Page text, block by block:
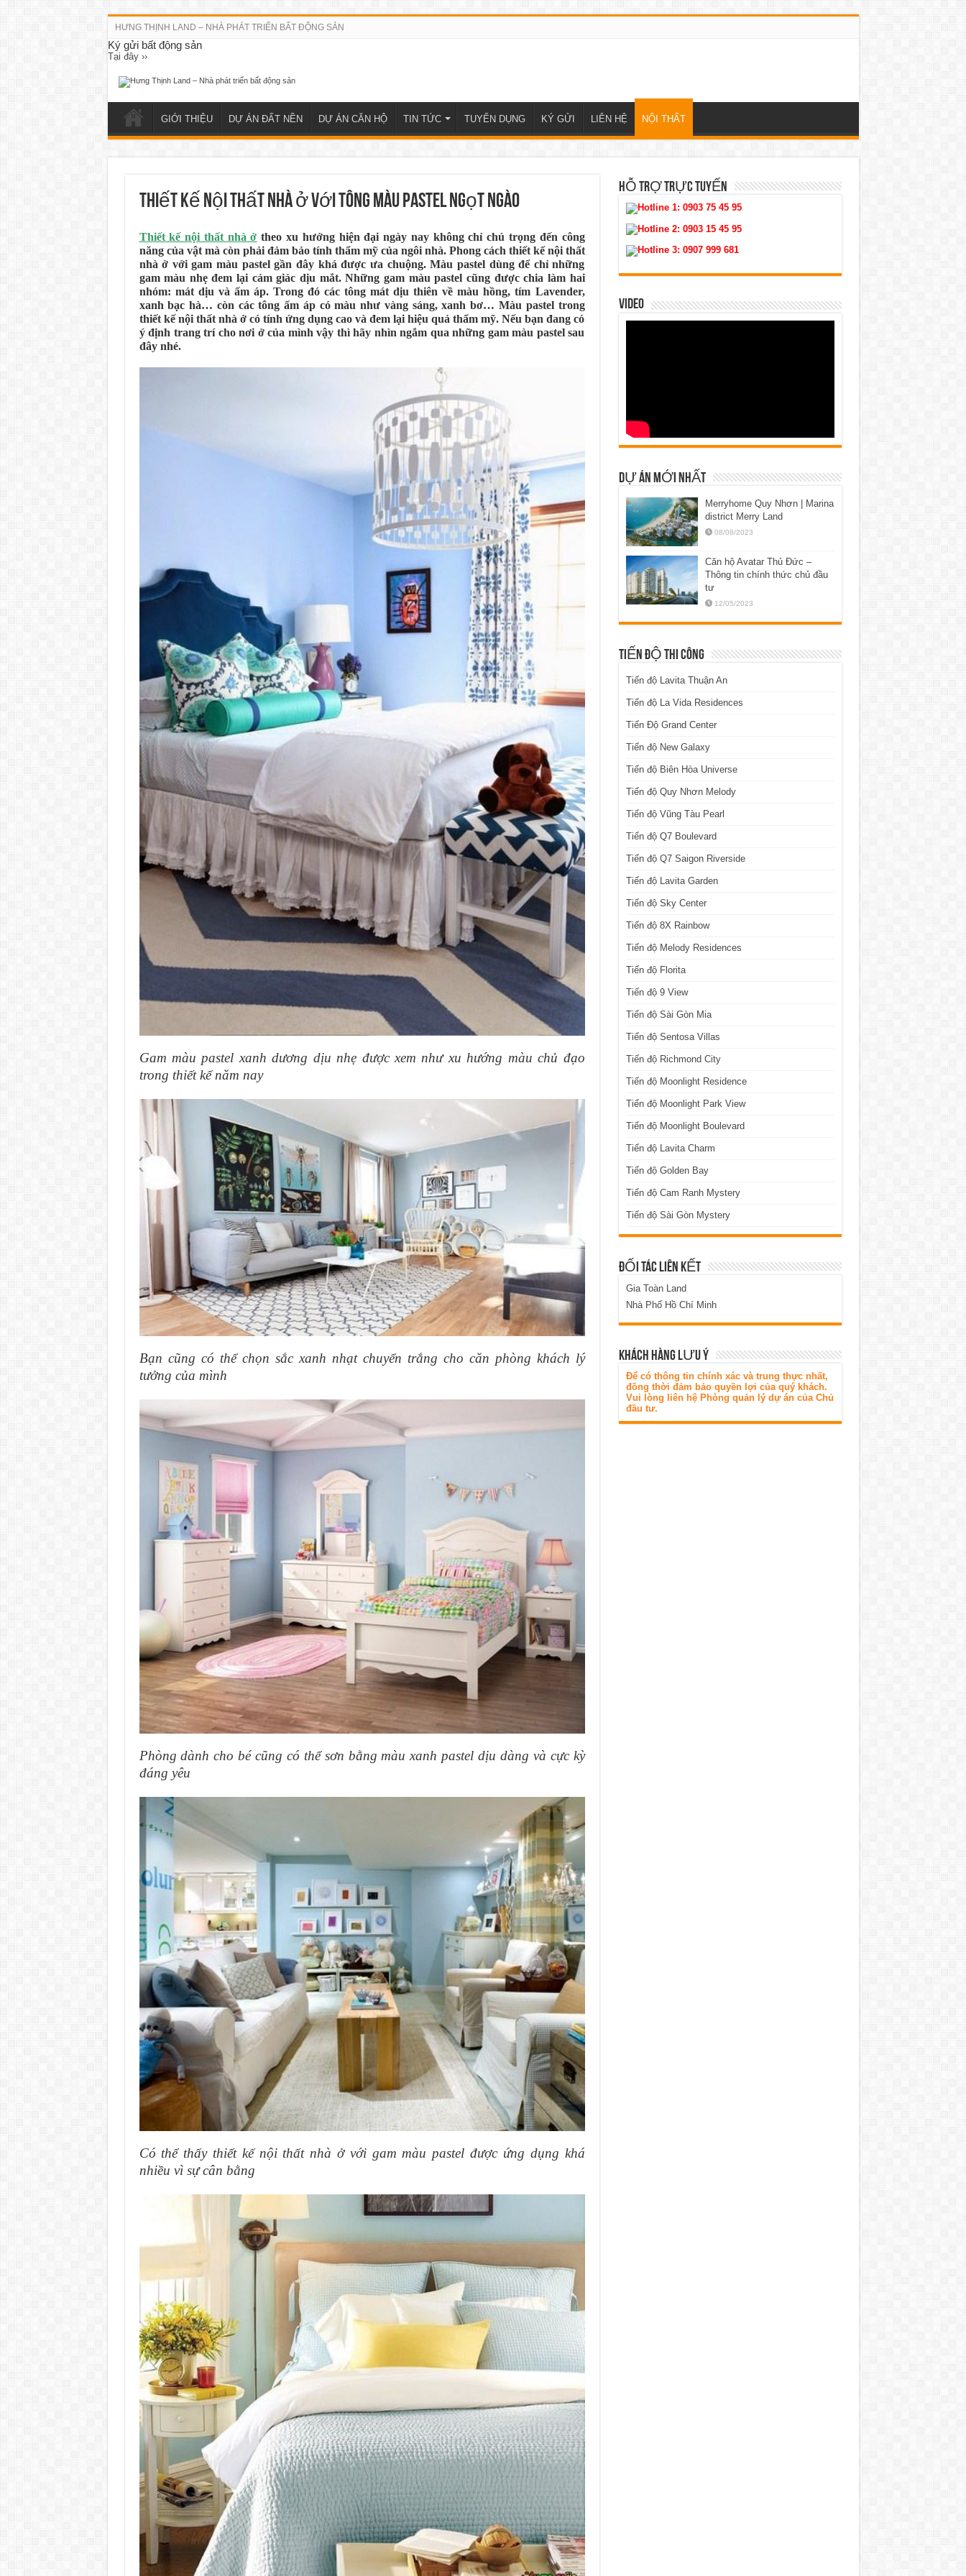
HƯNG THỊNH LAND – NHÀ PHÁT TRIỂN BẤT ĐỘNG SẢN
Ký gửi bất động sản
Tại đây ››
GIỚI THIỆU DỰ ÁN ĐẤT NỀN DỰ ÁN CĂN HỘ TIN TỨC TUYỂN DỤNG KÝ GỬI LIÊN HỆ NỘI THẤT
Thiết kế nội thất nhà ở với tông màu pastel ngọt ngào
Thiết kế nội thất nhà ở theo xu hướng hiện đại ngày nay không chỉ chú trọng đến công
năng của vật mà còn phải đảm bảo tính thẩm mỹ của ngôi nhà. Phong cách thiết kế nội thất
nhà ở với gam màu pastel gần đây khá được ưa chuộng. Màu pastel dùng để chỉ những
gam màu nhẹ đem lại cảm giác dịu mắt. Những gam màu pastel cũng được chia làm hai
nhóm: mát dịu và ấm áp. Trong đó các tông mát dịu thiên về màu hồng, tím Lavender,
xanh bạc hà… còn các tông ấm áp có màu như vàng sáng, xanh bơ… Màu pastel trong
thiết kế nội thất nhà ở có tính ứng dụng cao và đem lại hiệu quả thẩm mỹ. Nếu bạn đang có
ý định trang trí cho nơi ở của mình vậy thì hãy nhìn ngắm qua những gam màu pastel sau
đây nhé.
Gam màu pastel xanh dương dịu nhẹ được xem như xu hướng màu chủ đạo
trong thiết kế năm nay
Bạn cũng có thể chọn sắc xanh nhạt chuyển trắng cho căn phòng khách lý
tưởng của mình
Phòng dành cho bé cũng có thể sơn bằng màu xanh pastel dịu dàng và cực kỳ
đáng yêu
Có thể thấy thiết kế nội thất nhà ở với gam màu pastel được ứng dụng khá
nhiều vì sự cân bằng
HỖ TRỢ TRỰC TUYẾN
Hotline 1: 0903 75 45 95
Hotline 2: 0903 15 45 95
Hotline 3: 0907 999 681
VIDEO
DỰ ÁN MỚI NHẤT
Merryhome Quy Nhơn | Marina
district Merry Land
08/08/2023
Căn hộ Avatar Thủ Đức –
Thông tin chính thức chủ đầu
tư
12/05/2023
TIẾN ĐỘ THI CÔNG
Tiến độ Lavita Thuận An
Tiến độ La Vida Residences
Tiến Độ Grand Center
Tiến độ New Galaxy
Tiến độ Biên Hòa Universe
Tiến độ Quy Nhơn Melody
Tiến độ Vũng Tàu Pearl
Tiến độ Q7 Boulevard
Tiến độ Q7 Saigon Riverside
Tiến độ Lavita Garden
Tiến độ Sky Center
Tiến độ 8X Rainbow
Tiến độ Melody Residences
Tiến độ Florita
Tiến độ 9 View
Tiến độ Sài Gòn Mia
Tiến độ Sentosa Villas
Tiến độ Richmond City
Tiến độ Moonlight Residence
Tiến độ Moonlight Park View
Tiến độ Moonlight Boulevard
Tiến độ Lavita Charm
Tiến độ Golden Bay
Tiến độ Cam Ranh Mystery
Tiến độ Sài Gòn Mystery
ĐỐI TÁC LIÊN KẾT
Gia Toàn Land
Nhà Phố Hồ Chí Minh
KHÁCH HÀNG LƯU Ý
Để có thông tin chính xác và trung thực nhất,
đồng thời đảm bảo quyền lợi của quý khách.
Vui lòng liên hệ Phòng quản lý dự án của Chủ
đầu tư.